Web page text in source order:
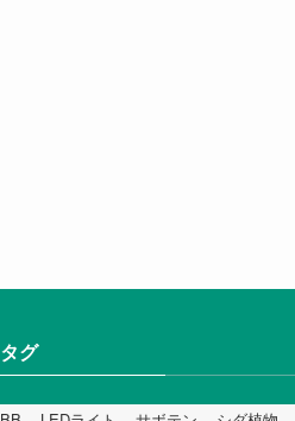
タグ